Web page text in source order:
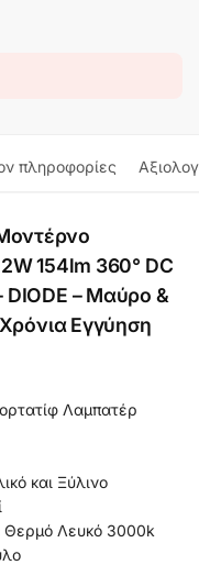
πληροφορίες
154lm 360° DC
– Μαύρο &
Εγγύηση
Λαμπατέρ
και Ξύλινο
Θερμό Λευκό 3000k